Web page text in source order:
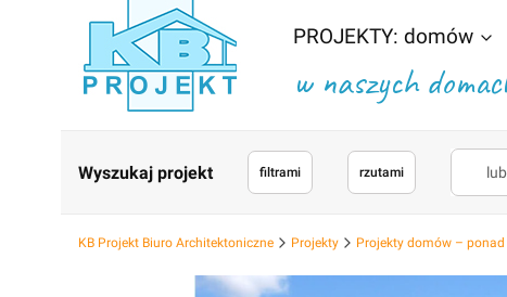
PROJEKTY: domów
w naszych
Wyszukaj projekt filtrami rzutami
KB Projekt Biuro Architektoniczne Projekty Projekty domów –